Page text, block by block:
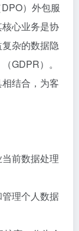
）外包服
心业务是协
杂的数据隐
GDPR）。
结合，为客
当前数据处理
管理个人数据